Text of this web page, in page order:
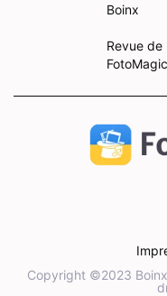
Boinx
Revue de
Copyright ©2023